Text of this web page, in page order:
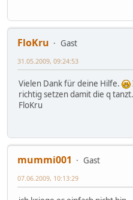
FloKru
Gast
31.05.2009, 09:24:53
Vielen Dank für deine Hilfe.
richtig setzen damit die q tanzt.
FloKru
mummi001
Gast
07.06.2009, 10:13:29